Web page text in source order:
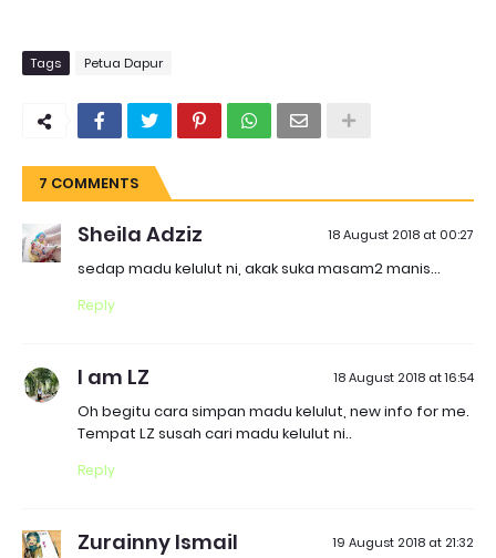
Tags Petua Dapur
7 COMMENTS
Sheila Adziz 18 August 2018 at 00:27
sedap madu kelulut ni, akak suka masam2 manis...
Reply
I am LZ 18 August 2018 at 16:54
Oh begitu cara simpan madu kelulut, new info for me.
Tempat LZ susah cari madu kelulut ni..
Reply
Zurainny Ismail 19 August 2018 at 21:32